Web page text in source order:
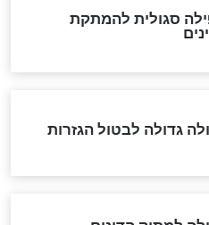
שנחשף
כתב היד
הרשב"ם התגלה
על כל השנים"